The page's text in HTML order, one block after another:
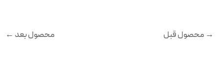
→ محصول قبل محصول بعد ←